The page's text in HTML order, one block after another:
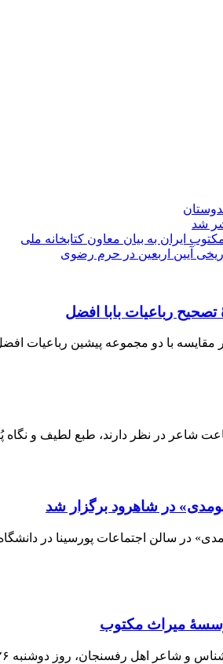
ایران به بیان معاون کتابخانه ملی
آیین اربعین در حرم رضوی
رباعیات بابا افضل
با دو مجموعه پیشین رباعیات
شاعر در نظر دارند، طبع لطیف و
در شاهرود برگزار شد
در سالن اجتماعات پورسینا در
میراث مکتوب
دوشنبه ۲۶ تیرماه ۱۴۰۱، در مؤسسۀ پژوهشی میراث مکتوب حضور یافت.